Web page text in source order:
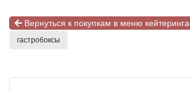
Вернуться к покупкам в меню кейтеринга
гастробоксы